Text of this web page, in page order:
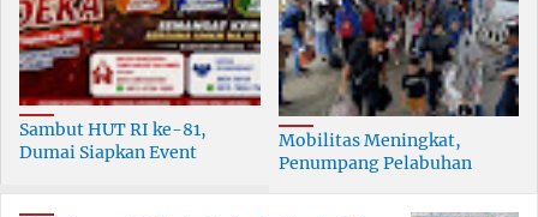
Sambut HUT RI ke-81,
Dumai Siapkan Event
Mobilitas Meningkat,
Penumpang Pelabuhan